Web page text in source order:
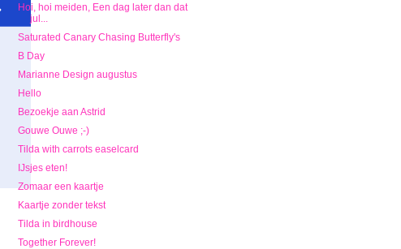
Hoi, hoi meiden, Een dag later dan dat
jul...
Saturated Canary Chasing Butterfly's
B Day
Marianne Design augustus
Hello
Bezoekje aan Astrid
Gouwe Ouwe ;-)
Tilda with carrots easelcard
IJsjes eten!
Zomaar een kaartje
Kaartje zonder tekst
Tilda in birdhouse
Together Forever!